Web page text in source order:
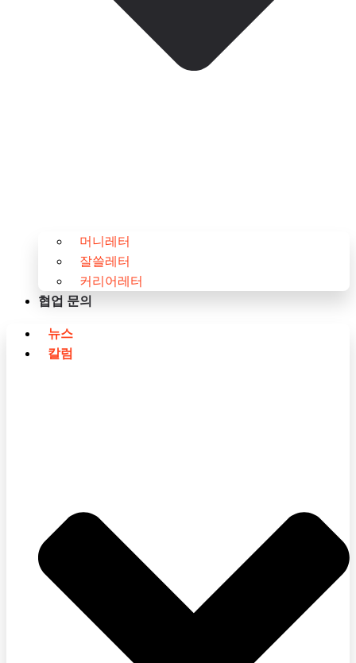
머니레터
잘쓸레터
커리어레터
협업 문의
뉴스
칼럼